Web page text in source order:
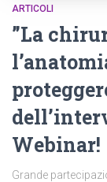
ARTICOLI
”La
Webinar!
Grande